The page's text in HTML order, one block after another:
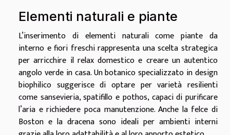
Elementi naturali e piante
L’inserimento di elementi naturali come piante da
interno e fiori freschi rappresenta una scelta strategica
per arricchire il relax domestico e creare un autentico
angolo verde in casa. Un botanico specializzato in design
biophilico suggerisce di optare per varietà resilienti
come sansevieria, spatifillo e pothos, capaci di purificare
l’aria e richiedere poca manutenzione. Anche la felce di
Boston e la dracena sono ideali per ambienti interni